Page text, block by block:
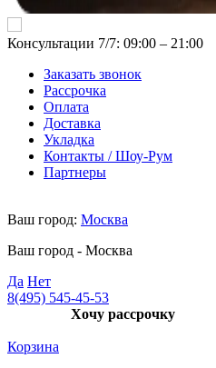
Консультации 7/7: 09:00 ‒ 21:00
Заказать звонок
Рассрочка
Оплата
Доставка
Укладка
Контакты / Шоу-Рум
Партнеры
Ваш город: Москва
Ваш город - Москва
Да Нет
8(495) 545-45-53
Хочу рассрочку
Корзина